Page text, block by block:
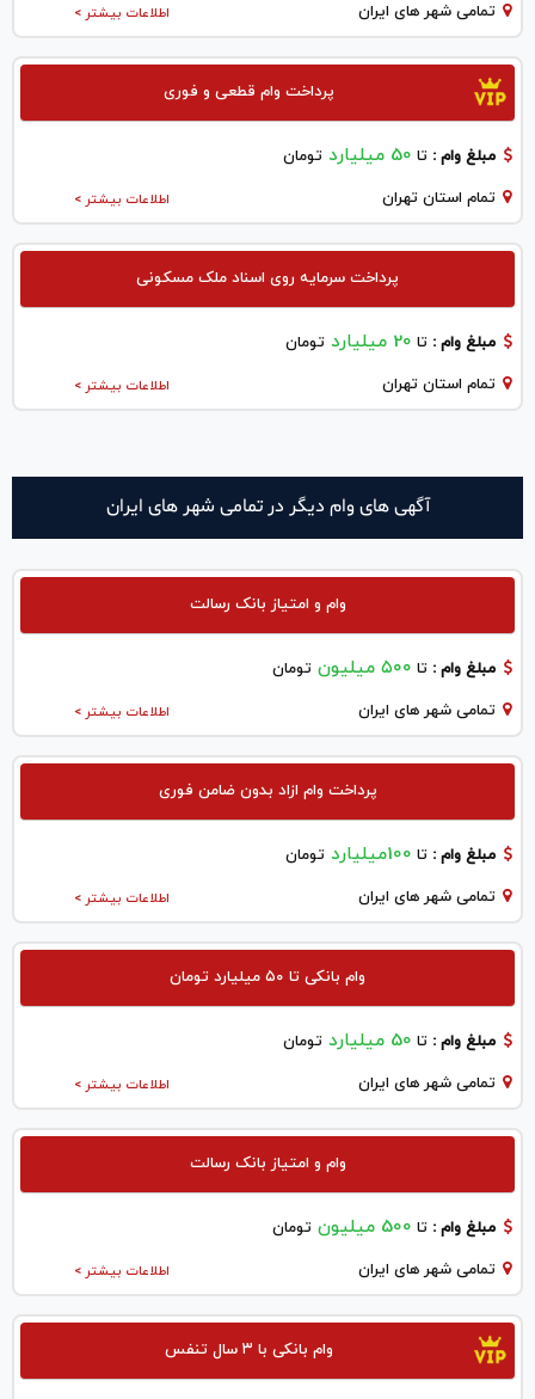
اطلاعات بیشتر > تمامی شهر های ایران
پرداخت وام قطعی و فوری
مبلغ وام : تا 50 میلیارد تومان
اطلاعات بیشتر > تمام استان تهران
پرداخت سرمایه روی اسناد ملک مسکونی
مبلغ وام : تا 20 میلیارد تومان
اطلاعات بیشتر > تمام استان تهران
آگهی های وام دیگر در تمامی شهر های ایران
وام و امتیاز بانک رسالت
مبلغ وام : تا ۵۰۰ میلیون تومان
اطلاعات بیشتر > تمامی شهر های ایران
پرداخت وام ازاد بدون ضامن فوری
مبلغ وام : تا 100میلیارد تومان
اطلاعات بیشتر > تمامی شهر های ایران
وام بانکی تا ۵۰ میلیارد تومان
مبلغ وام : تا 50 میلیارد تومان
اطلاعات بیشتر > تمامی شهر های ایران
وام و امتیاز بانک رسالت
مبلغ وام : تا 500 میلیون تومان
اطلاعات بیشتر > تمامی شهر های ایران
وام بانکی با ۳ سال تنفس